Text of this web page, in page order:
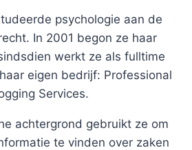
psychologie aan de
In 2001 begon ze haar
werkt ze als fulltime
eigen bedrijf: Professional
Services.
achtergrond gebruikt ze om
te vinden over zaken